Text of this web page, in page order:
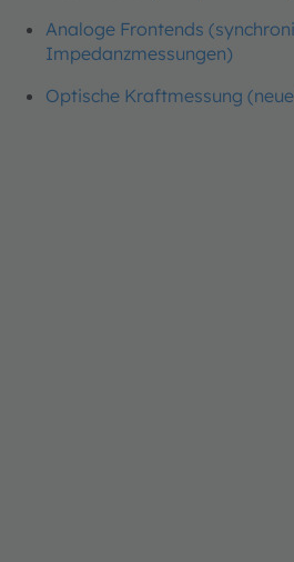
Analoge Frontends
Impedanzmessungen)
Optische Kraftmessung